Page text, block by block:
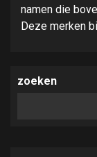
namen die
Deze merken
zoeken